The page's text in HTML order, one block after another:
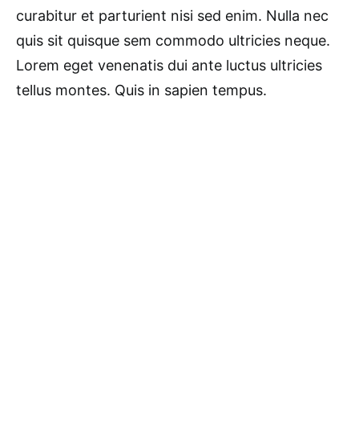
curabitur et parturient nisi sed enim. Nulla nec
quis sit quisque sem commodo ultricies neque.
Lorem eget venenatis dui ante luctus ultricies
tellus montes. Quis in sapien tempus.